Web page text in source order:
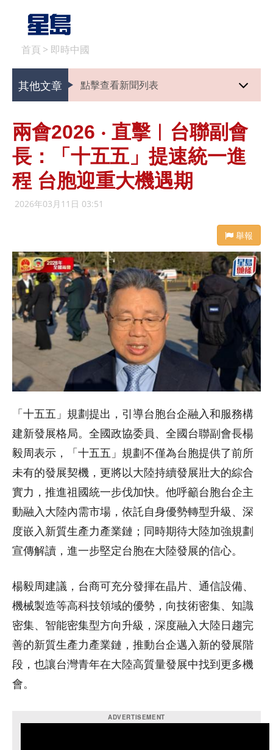
首頁 > 即時中國
其他文章 點擊查看新聞列表
兩會2026 ‧ 直擊︱台聯副會
長：「十五五」提速統一進
程 台胞迎重大機遇期
2026年03月11日 03:51
舉報
「十五五」規劃提出，引導台胞台企融入和服務構
建新發展格局。全國政協委員、全國台聯副會長楊
毅周表示，「十五五」規劃不僅為台胞提供了前所
未有的發展契機，更將以大陸持續發展壯大的綜合
實力，推進祖國統一步伐加快。他呼籲台胞台企主
動融入大陸內需市場，依託自身優勢轉型升級、深
度嵌入新質生產力產業鏈；同時期待大陸加強規劃
宣傳解讀，進一步堅定台胞在大陸發展的信心。
楊毅周建議，台商可充分發揮在晶片、通信設備、
機械製造等高科技領域的優勢，向技術密集、知識
密集、智能密集型方向升級，深度融入大陸日趨完
善的新質生產力產業鏈，推動台企邁入新的發展階
段，也讓台灣青年在大陸高質量發展中找到更多機
會。